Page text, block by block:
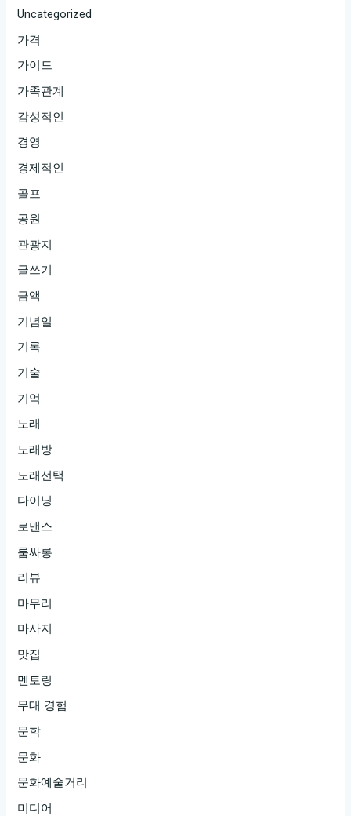
Uncategorized
가격
가이드
가족관계
감성적인
경영
경제적인
골프
공원
관광지
글쓰기
금액
기념일
기록
기술
기억
노래
노래방
노래선택
다이닝
로맨스
룸싸롱
리뷰
마무리
마사지
맛집
멘토링
무대 경험
문학
문화
문화예술거리
미디어